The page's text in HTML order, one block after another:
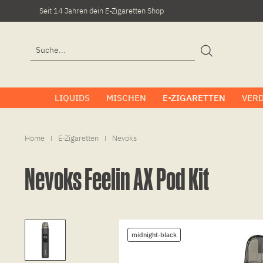
Seit 14 Jahren dein E-Zigaretten Shop
LIQUIDS MISCHEN E-ZIGARETTEN
Home | E-Zigaretten | Nevoks
Nevoks Feelin AX Pod Kit
midnight-black